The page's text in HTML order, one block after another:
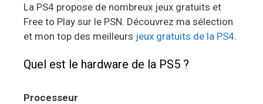
La PS4 propose de nombreux jeux gratuits et
Free to Play sur le PSN. Découvrez ma sélection
et mon top des meilleurs jeux gratuits de la PS4.
Quel est le hardware de la PS5 ?
Processeur